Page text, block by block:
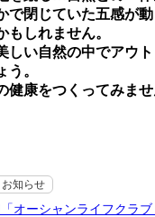
で閉じていた五感が
もしれません。
しい⾃然の中でアウ
う。
健康をつくってみませ
お知らせ
オーシャンライフクラブ